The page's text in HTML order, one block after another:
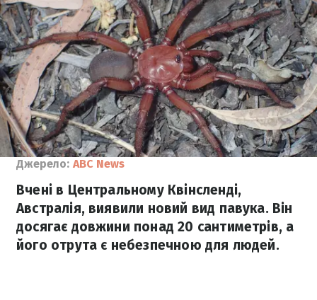
Джерело: ABC News
Вчені в Центральному Квінсленді,
Австралія, виявили новий вид павука. Він
досягає довжини понад 20 сантиметрів, а
його отрута є небезпечною для людей.